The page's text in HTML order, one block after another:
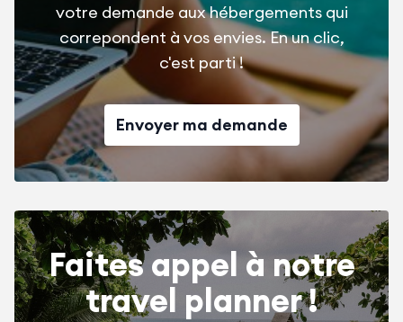
votre demande aux hébergements qui
correpondent à vos envies. En un clic,
c'est parti !
Envoyer ma demande
Faites appel à notre
travel planner !